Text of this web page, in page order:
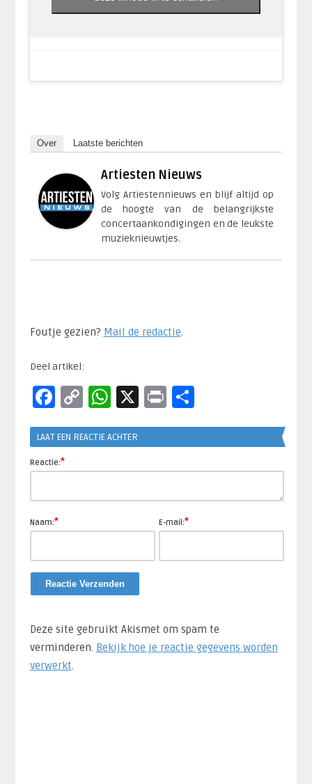
Over Laatste berichten
Artiesten Nieuws
Volg Artiestennieuws en blijf altijd op
de hoogte van de belangrijkste
concertaankondigingen en de leukste
muzieknieuwtjes.
Foutje gezien? Mail de redactie.​
Deel artikel:
Facebook
CopyWhatsApp
X PrintDelen
LAAT EEN REACTIE ACHTER
Reactie:*
Naam:* E-mail:*
Deze site gebruikt Akismet om spam te
verminderen. Bekijk hoe je reactie gegevens worden
verwerkt.